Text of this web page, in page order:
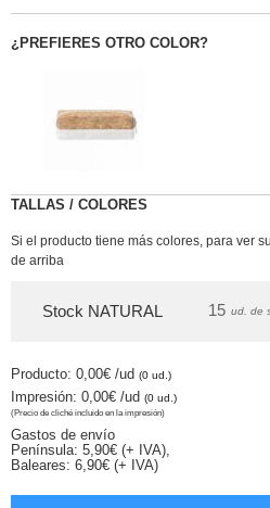
¿PREFIERES OTRO COLOR?
TALLAS / COLORES
Si el producto tiene más colores, para ver
de arriba
Stock NATURAL 15 ud. de
Producto: 0,00€ /ud (0 ud.)
Impresión: 0,00€ /ud (0 ud.)
(Precio de cliché incluido en la impresión)
Gastos de envío
Península: 5,90€ (+ IVA),
Baleares: 6,90€ (+ IVA)